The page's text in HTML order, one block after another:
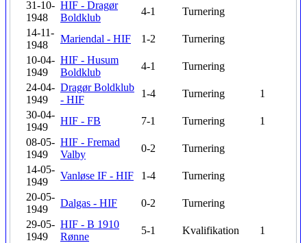
31-10-
1948
HIF - Dragør
Boldklub
4-1
Turnering
14-11-
1948
Mariendal - HIF 1-2
Turnering
10-04-
1949
HIF - Husum
Boldklub
4-1
Turnering
24-04-
1949
Dragør Boldklub
- HIF
1-4 Turnering
1
30-04-
1949
HIF - FB 7-1 Turnering
1
08-05-
1949
HIF - Fremad
Valby
0-2
Turnering
14-05-
1949
Vanløse IF - HIF 1-4
Turnering
20-05-
1949
Dalgas - HIF 0-2
Turnering
29-05-
1949
HIF - B 1910
Rønne
5-1 Kvalifikation
1